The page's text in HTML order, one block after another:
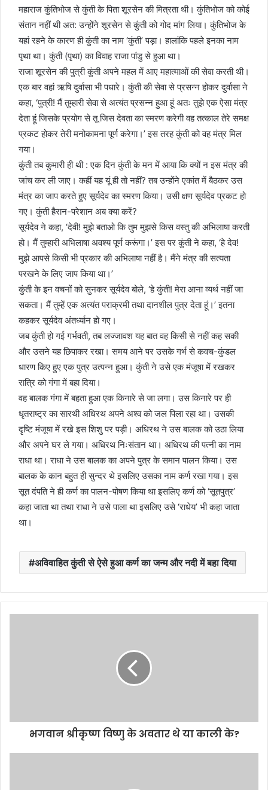
महाराज कुंतिभोज से कुंती के पिता शूरसेन की मित्रता थी। कुंतिभोज को कोई
संतान नहीं थी अत: उन्होंने शूरसेन से कुंती को गोद मांग लिया। कुंतिभोज के
यहां रहने के कारण ही कुंती का नाम ‘कुंती’ पड़ा। हालांकि पहले इनका नाम
पृथा था। कुंती (पृथा) का विवाह राजा पांडु से हुआ था।
राजा शूरसेन की पुत्री कुंती अपने महल में आए महात्माओं की सेवा करती थी।
एक बार वहां ऋषि दुर्वासा भी पधारे। कुंती की सेवा से प्रसन्न होकर दुर्वासा ने
कहा, ‘पुत्री! मैं तुम्हारी सेवा से अत्यंत प्रसन्न हुआ हूं अतः तुझे एक ऐसा मंत्र
देता हूं जिसके प्रयोग से तू जिस देवता का स्मरण करेगी वह तत्काल तेरे समक्ष
प्रकट होकर तेरी मनोकामना पूर्ण करेगा।’ इस तरह कुंती को वह मंत्र मिल
गया।
कुंती तब कुमारी ही थी : एक दिन कुंती के मन में आया कि क्यों न इस मंत्र की
जांच कर ली जाए। कहीं यह यूं ही तो नहीं? तब उन्होंने एकांत में बैठकर उस
मंत्र का जाप करते हुए सूर्यदेव का स्मरण किया। उसी क्षण सूर्यदेव प्रकट हो
गए। कुंती हैरान-परेशान अब क्या करें?
सूर्यदेव ने कहा, ‘देवी! मुझे बताओ कि तुम मुझसे किस वस्तु की अभिलाषा करती
हो। मैं तुम्हारी अभिलाषा अवश्य पूर्ण करूंगा।’ इस पर कुंती ने कहा, ‘हे देव!
मुझे आपसे किसी भी प्रकार की अभिलाषा नहीं है। मैंने मंत्र की सत्यता
परखने के लिए जाप किया था।’
कुंती के इन वचनों को सुनकर सूर्यदेव बोले, ‘हे कुंती! मेरा आना व्यर्थ नहीं जा
सकता। मैं तुम्हें एक अत्यंत पराक्रमी तथा दानशील पुत्र देता हूं।’ इतना
कहकर सूर्यदेव अंतर्ध्यान हो गए।
जब कुंती हो गई गर्भवती, तब लज्जावश यह बात वह किसी से नहीं कह सकी
और उसने यह छिपाकर रखा। समय आने पर उसके गर्भ से कवच-कुंडल
धारण किए हुए एक पुत्र उत्पन्न हुआ। कुंती ने उसे एक मंजूषा में रखकर
रात्रि को गंगा में बहा दिया।
वह बालक गंगा में बहता हुआ एक किनारे से जा लगा। उस किनारे पर ही
धृतराष्ट्र का सारथी अधिरथ अपने अश्व को जल पिला रहा था। उसकी
दृष्टि मंजूषा में रखे इस शिशु पर पड़ी। अधिरथ ने उस बालक को उठा लिया
और अपने घर ले गया। अधिरथ निःसंतान था। अधिरथ की पत्नी का नाम
राधा था। राधा ने उस बालक का अपने पुत्र के समान पालन किया। उस
बालक के कान बहुत ही सुन्दर थे इसलिए उसका नाम कर्ण रखा गया। इस
सूत दंपति ने ही कर्ण का पालन-पोषण किया था इसलिए कर्ण को ‘सूतपुत्र’
कहा जाता था तथा राधा ने उसे पाला था इसलिए उसे ‘राधेय’ भी कहा जाता
था।
अविवाहित कुंती से ऐसे हुआ कर्ण का जन्म और नदी में बहा दिया
भगवान श्रीकृष्‍ण विष्णु के अवतार थे या काली के?